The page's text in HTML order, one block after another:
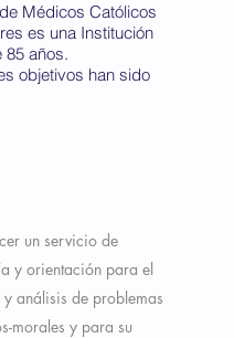
Médicos Católicos
es una Institución
85 años.
objetivos han sido
un servicio de
y orientación para el
y análisis de problemas
morales y para su